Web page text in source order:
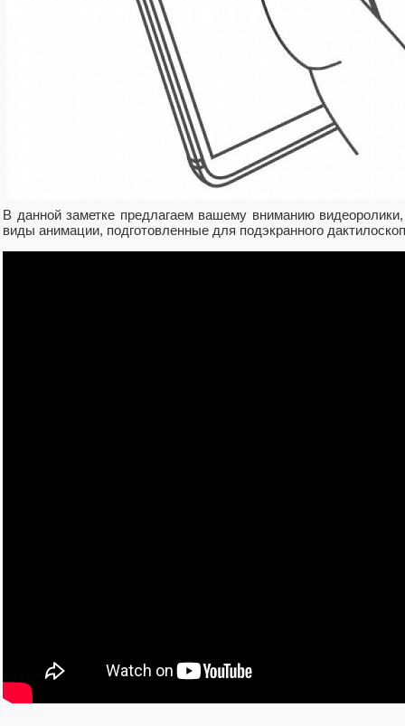
В данной заметке предлагаем вашему вниманию
виды анимации, подготовленные для подэкранного